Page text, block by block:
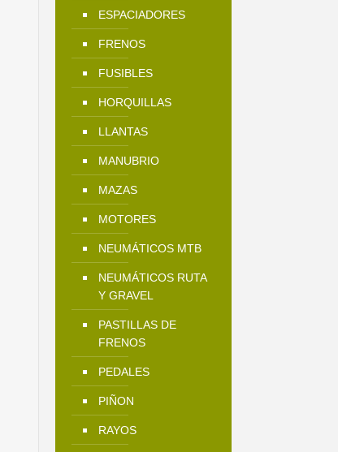
ESPACIADORES
FRENOS
FUSIBLES
HORQUILLAS
LLANTAS
MANUBRIO
MAZAS
MOTORES
NEUMÁTICOS MTB
NEUMÁTICOS RUTA
Y GRAVEL
PASTILLAS DE
FRENOS
PEDALES
PIÑON
RAYOS